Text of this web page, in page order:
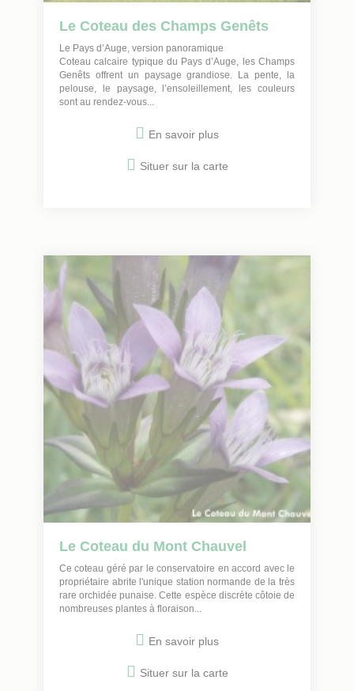
Le Coteau des Champs Genêts
Le Pays d’Auge, version panoramique
Coteau calcaire typique du Pays d’Auge, les Champs
Genêts offrent un paysage grandiose. La pente, la
pelouse, le paysage, l’ensoleillement, les couleurs
sont au rendez-vous...
En savoir plus
Situer sur la carte
Le Coteau du Mont Chauvel
Ce coteau géré par le conservatoire en accord avec le
propriétaire abrite l'unique station normande de la très
rare orchidée punaise. Cette espèce discrète côtoie de
nombreuses plantes à floraison...
En savoir plus
Situer sur la carte